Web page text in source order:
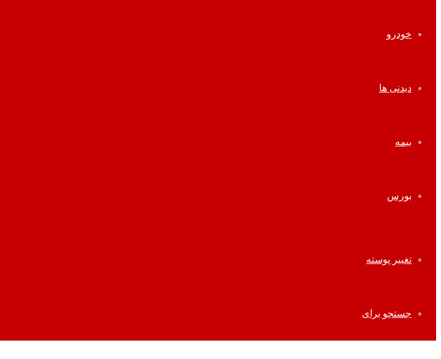
خودرو
دیدنی ها
بیمه
بورس
تغییر پوسته
جستجو برای